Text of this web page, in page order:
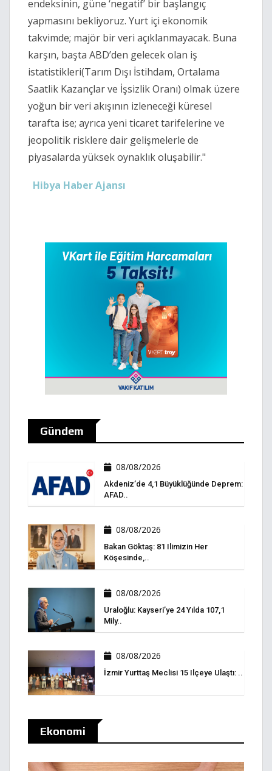
endeksinin, güne ‘negatif’ bir başlangıç
yapmasını bekliyoruz. Yurt içi ekonomik
takvimde; majör bir veri açıklanmayacak. Buna
karşın, başta ABD’den gelecek olan iş
istatistikleri(Tarım Dışı İstihdam, Ortalama
Saatlik Kazançlar ve İşsizlik Oranı) olmak üzere
yoğun bir veri akışının izleneceği küresel
tarafta ise; ayrıca yeni ticaret tarifelerine ve
jeopolitik risklere dair gelişmelerle de
piyasalarda yüksek oynaklık oluşabilir."
Hibya Haber Ajansı
Gündem
08/08/2026
Akdeniz’de 4,1 Büyüklüğünde Deprem:
AFAD..
08/08/2026
Bakan Göktaş: 81 Ilimizin Her
Köşesinde,..
08/08/2026
Uraloğlu: Kayseri’ye 24 Yılda 107,1
Mily..
08/08/2026
İzmir Yurttaş Meclisi 15 Ilçeye Ulaştı: ..
Ekonomi